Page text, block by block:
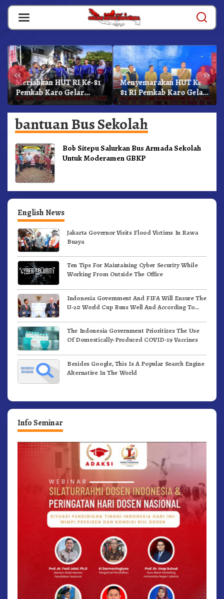
Skip
content
« »
Meriahkan HUT RI Ke-81
Pemkab Karo Gelar
Gerak Jalan
Kemerdekaan.!
Menyemarakan HUT Ke-
81 RI Pemkab Karo Gelar
Pertandingan Olahraga
bantuan Bus Sekolah
Bob Sitepu Salurkan Bus Armada Sekolah
Untuk Moderamen GBKP
English News
Jakarta Governor Visits Flood Victims In Rawa
Buaya
Ten Tips For Maintaining Cyber Security While
Working From Outside The Office
Indonesia Government And FIFA Will Ensure The
U-20 World Cup Runs Well And According To
The Indonesia Government Prioritizes The Use
Of Domestically-Produced COVID-19 Vaccines
Besides Google, This Is A Popular Search Engine
Alternative In The World
Info Seminar